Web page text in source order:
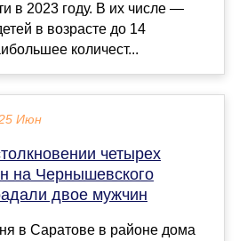
в 2023 году. В их числе —
в возрасте до 14
количест...
Июн
четырех
на Чернышевского
двое мужчин
в Саратове в районе дома